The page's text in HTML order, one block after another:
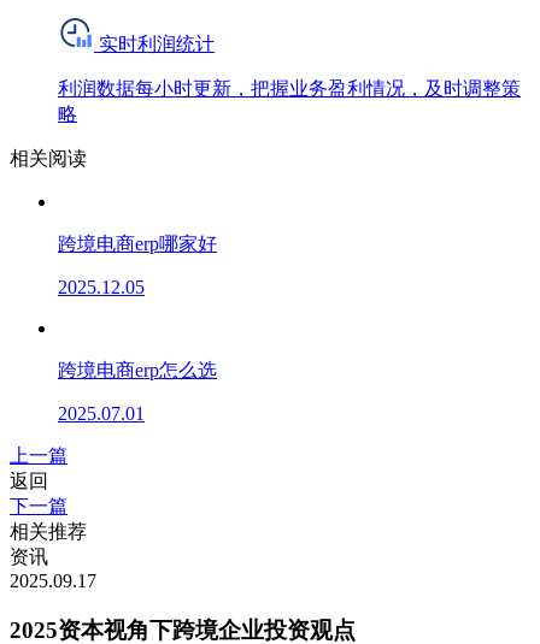
实时利润统计
利润数据每小时更新，把握业务盈利情况，及时调整策
略
相关阅读
跨境电商erp哪家好
2025.12.05
跨境电商erp怎么选
2025.07.01
上一篇
返回
下一篇
相关推荐
资讯
2025.09.17
2025资本视角下跨境企业投资观点